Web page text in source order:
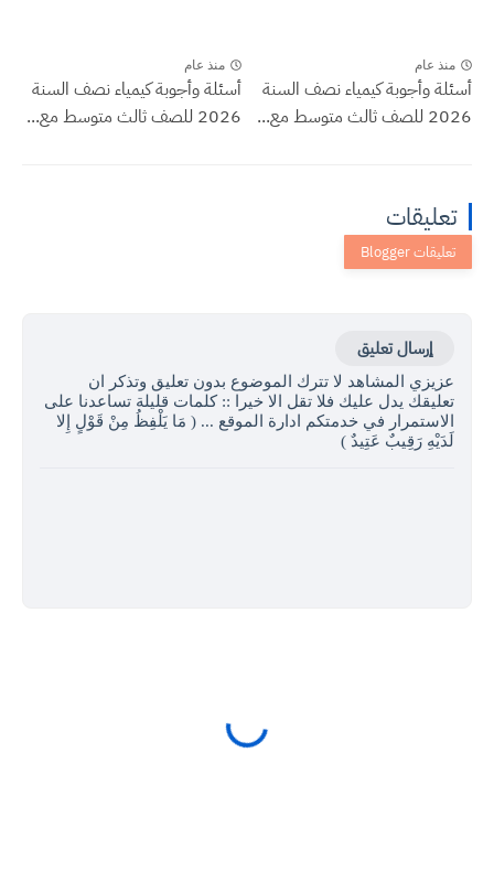
منذ عام
أسئلة وأجوبة كيمياء نصف السنة
2026 للصف ثالث متوسط مع...
منذ عام
أسئلة وأجوبة كيمياء نصف السنة
2026 للصف ثالث متوسط مع...
تعليقات
إرسال تعليق
عزيزي المشاهد لا تترك الموضوع بدون تعليق وتذكر ان
تعليقك يدل عليك فلا تقل الا خيرا :: كلمات قليلة تساعدنا على
الاستمرار في خدمتكم ادارة الموقع ... ( مَا يَلْفِظُ مِنْ قَوْلٍ إِلا
لَدَيْهِ رَقِيبٌ عَتِيدٌ )